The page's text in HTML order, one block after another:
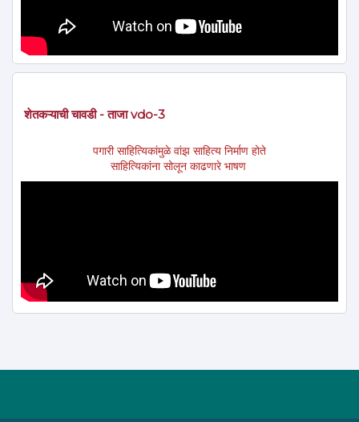
शेतकऱ्याची चावडी - ताजा vdo-3
पगारी साहित्यिकांमुळे वांझ साहित्य निर्माण होते
साहित्यिकांना सोलून काढणारे भाषण